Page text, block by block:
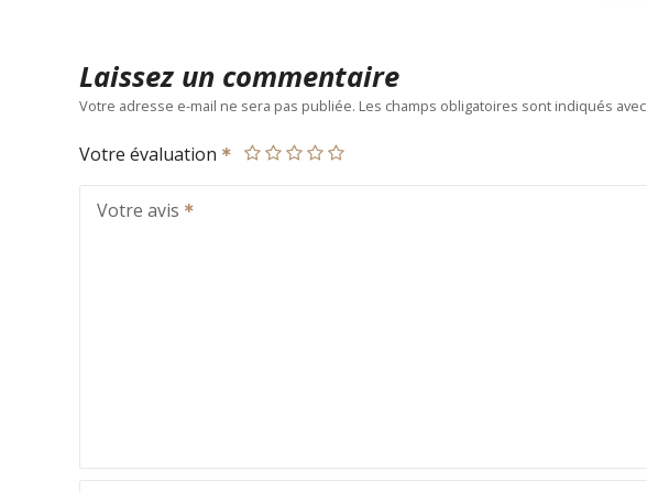
Laissez un commentaire
Votre adresse e-mail ne sera pas publiée. Les champs obligatoires sont indiqués avec
Votre évaluation
Votre avis